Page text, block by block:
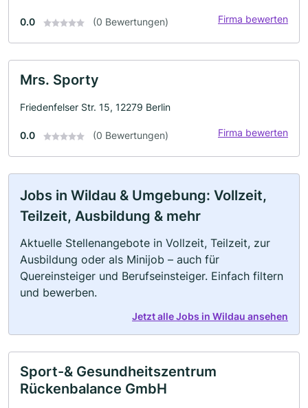
0.0 (0 Bewertungen) Firma bewerten
Mrs. Sporty
Friedenfelser Str. 15, 12279 Berlin
0.0 (0 Bewertungen) Firma bewerten
Jobs in Wildau & Umgebung: Vollzeit,
Teilzeit, Ausbildung & mehr
Aktuelle Stellenangebote in Vollzeit, Teilzeit, zur
Ausbildung oder als Minijob – auch für
Quereinsteiger und Berufseinsteiger. Einfach filtern
und bewerben.
Jetzt alle Jobs in Wildau ansehen
Sport-& Gesundheitszentrum
Rückenbalance GmbH